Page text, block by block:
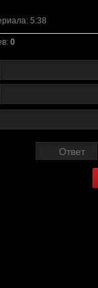
: 5:38
: 0